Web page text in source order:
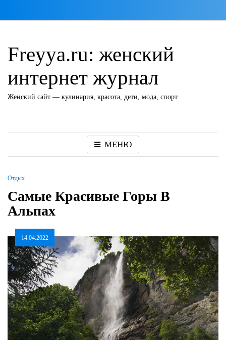
Freyya.ru: женский
интернет журнал
Женский сайт — кулинария, красота, дети, мода, спорт
МЕНЮ
Отдых
Самые Красивые Горы В
Альпах
14.04.2022